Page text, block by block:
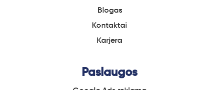
Blogas
Kontaktai
Karjera
Paslaugos